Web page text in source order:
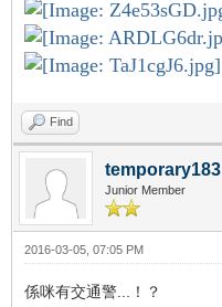
Find
temporary183
Junior Member
2016-03-05, 07:05 PM
係咪有交通警...！？